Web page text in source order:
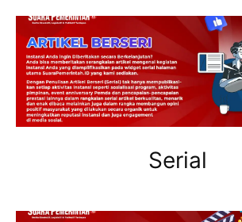
Serial